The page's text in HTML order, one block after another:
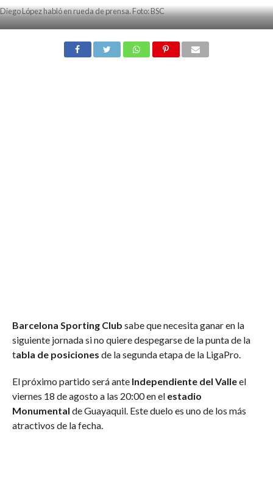
Diego López habló en rueda de prensa. Foto: BSC
Barcelona Sporting Club sabe que necesita ganar en la
siguiente jornada si no quiere despegarse de la punta de la
tabla de posiciones de la segunda etapa de la LigaPro.
El próximo partido será ante Independiente del Valleel
viernes 18 de agosto a las 20:00 en elestadio
Monumental de Guayaquil. Este duelo es uno de los más
atractivos de la fecha.